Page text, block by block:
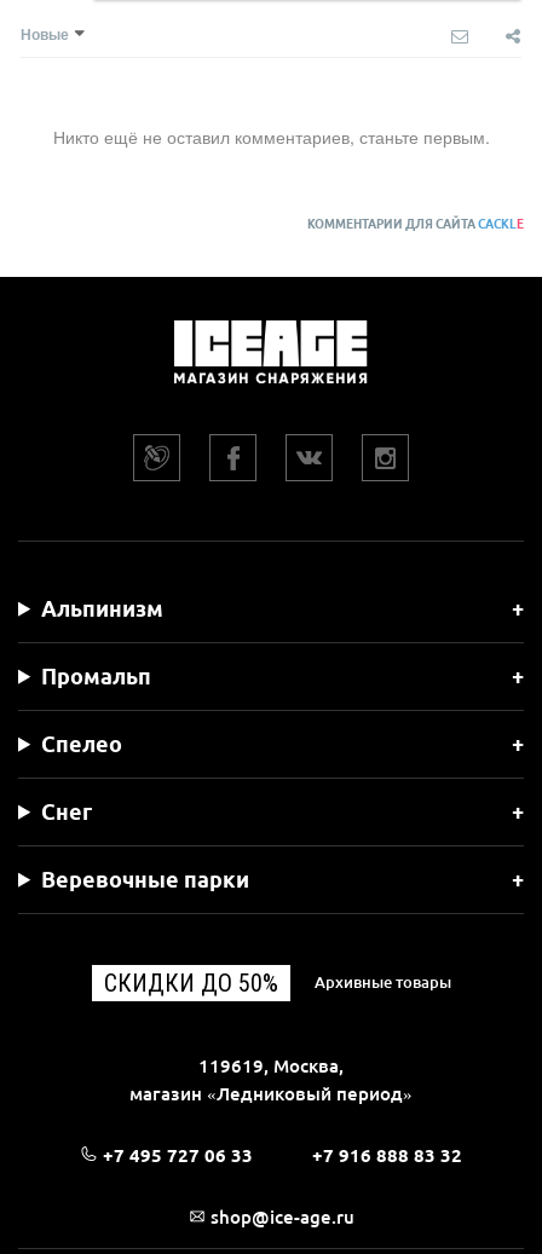
Новые
Никто ещё не оставил комментариев, станьте первым.
КОММЕНТАРИИ ДЛЯ САЙТАCACKL E
Альпинизм
Промальп
Спелео
Снег
Веревочные парки
СКИДКИ ДО 50% Архивные товары
119619, Москва,
магазин «Ледниковый период»
+7 495 727 06 33 +7 916 888 83 32
shop@ice-age.ru